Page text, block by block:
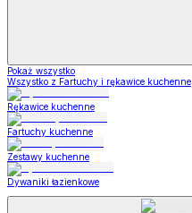
Pokaż wszystko
Wszystko z Fartuchy i rękawice kuchenne
Rękawice kuchenne
Fartuchy kuchenne
Zestawy kuchenne
Dywaniki łazienkowe